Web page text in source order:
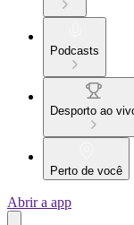
Podcasts
Desporto ao
Perto de você
Abrir a app